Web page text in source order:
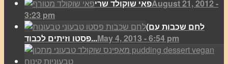
פאי שוקולד שריAugust 21, 2012 -
3:23 pm
(לחם שכבות עם
פסטו וזיתים לכבוד...May 4, 2013 - 6:54 pm